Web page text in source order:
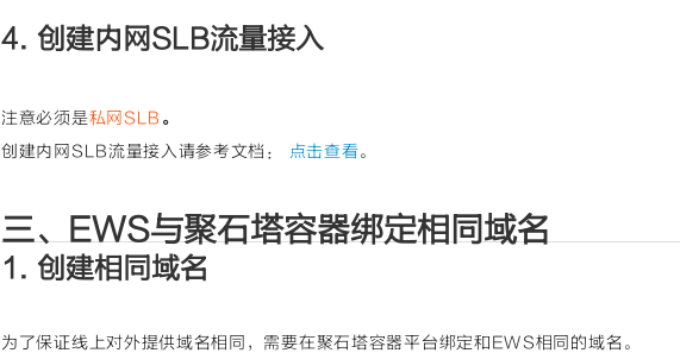
4. 创建内网SLB流量接入
注意必须是私网SLB 。
创建内网SLB流量接入请参考文档：
点击查看。
三、EWS与聚石塔容器绑定相同域名
1. 创建相同域名
为了保证线上对外提供域名相同，需要在聚石塔容器平台绑定和EWS相同的域名。